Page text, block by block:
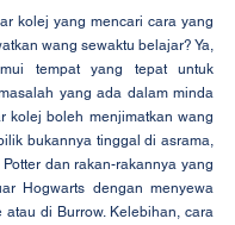
kolej yang mencari cara yang
wang sewaktu belajar? Ya,
tempat yang tepat untuk
yang ada dalam minda
kolej boleh menjimatkan wang
bukannya tinggal di asrama,
dan rakan-rakannya yang
Hogwarts dengan menyewa
di Burrow. Kelebihan, cara